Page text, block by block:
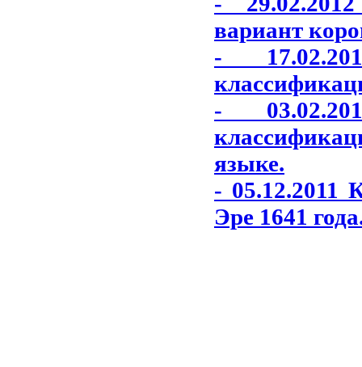
вариант
-
-
языке.
- 05.12.2011
Эре 1641